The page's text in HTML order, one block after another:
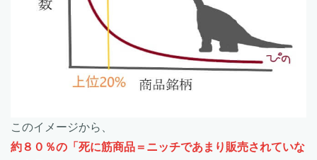
このイメージから、
約８０％の「死に筋商品＝ニッチであまり販売されていな